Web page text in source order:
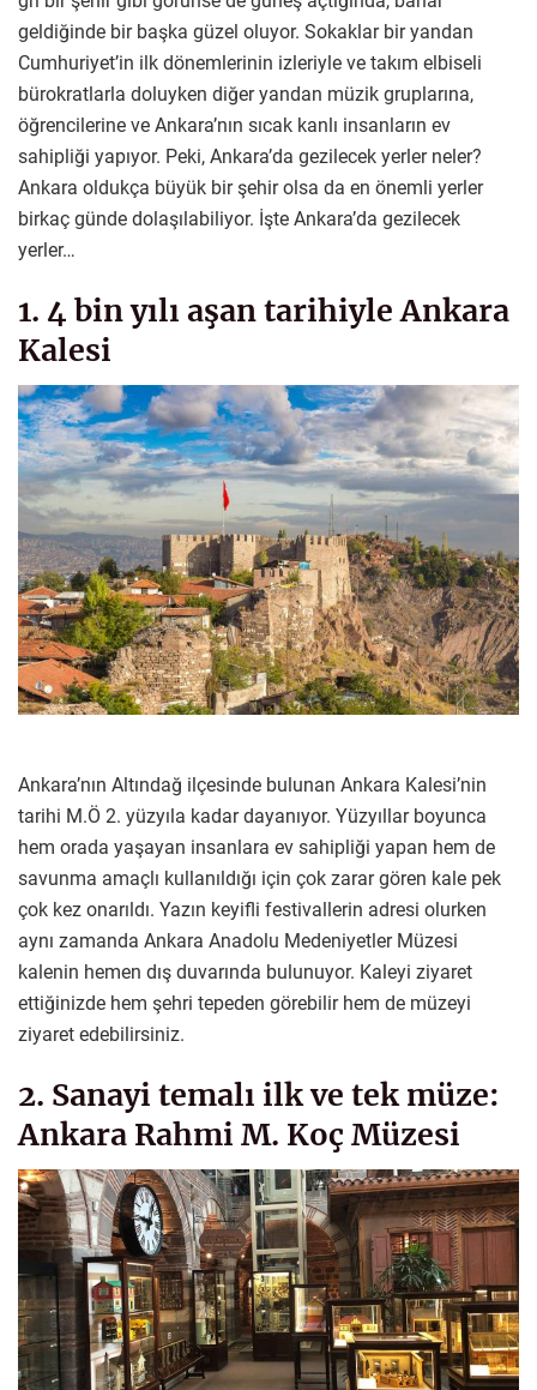
geldiğinde bir başka güzel oluyor. Sokaklar bir yandan
Cumhuriyet’in ilk dönemlerinin izleriyle ve takım elbiseli
bürokratlarla doluyken diğer yandan müzik gruplarına,
öğrencilerine ve Ankara’nın sıcak kanlı insanların ev
sahipliği yapıyor. Peki, Ankara’da gezilecek yerler neler?
Ankara oldukça büyük bir şehir olsa da en önemli yerler
birkaç günde dolaşılabiliyor. İşte Ankara’da gezilecek
yerler…
1. 4 bin yılı aşan tarihiyle Ankara
Kalesi
Ankara’nın Altındağ ilçesinde bulunan Ankara Kalesi’nin
tarihi M.Ö 2. yüzyıla kadar dayanıyor. Yüzyıllar boyunca
hem orada yaşayan insanlara ev sahipliği yapan hem de
savunma amaçlı kullanıldığı için çok zarar gören kale pek
çok kez onarıldı. Yazın keyifli festivallerin adresi olurken
aynı zamanda Ankara Anadolu Medeniyetler Müzesi
kalenin hemen dış duvarında bulunuyor. Kaleyi ziyaret
ettiğinizde hem şehri tepeden görebilir hem de müzeyi
ziyaret edebilirsiniz.
2. Sanayi temalı ilk ve tek müze:
Ankara Rahmi M. Koç Müzesi